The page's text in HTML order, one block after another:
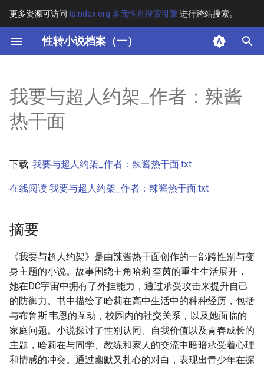
更多资源可访问 tsindex.org 多元性别搜索引擎进行跨站搜索。
性转小说档案（一）
键
开
始
索
其他信息 [Processed Page
Metadata]
我要与超人约架_作者：辣酱
热干面
下载: 我要与超人约架_作者：辣酱热干面.txt
在线阅读 我要与超人约架_作者：辣酱热干面.txt
摘要
《我要与超人约架》是由辣酱热干面创作的一部跨性别与变
身主题的小说。故事围绕主角哈莉·奎茵的重生生活展开，
她在DC宇宙中拥有了外挂能力，通过承受攻击来提升自己
的防御力。书中描绘了哈莉在高中生活中的种种经历，包括
与布鲁斯·韦恩的互动，校园内的社交关系，以及她面临的
家庭问题。小说探讨了性别认同、自我价值以及青春成长的
主题，哈莉在与同学、教练和家人的交流中暗暗承受着心理
和情感的冲突。通过幽默又扎心的对白，表现出青少年在探